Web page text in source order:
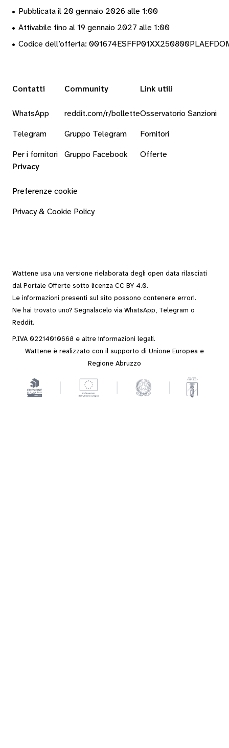
• Pubblicata il 20 gennaio 2026 alle 1:00
• Attivabile fino al 19 gennaio 2027 alle 1:00
• Codice dell’offerta:
Contatti
WhatsApp
Telegram
Per i fornitori
Community
reddit.com/r/bollette
Gruppo Telegram
Gruppo Facebook
Link utili
Osservatorio Sanzioni
Fornitori
Offerte
Privacy
Preferenze cookie
Privacy & Cookie Policy
Wattene usa una versione rielaborata degli open data rilasciati
dal Portale Offerte sotto licenza CC BY 4.0.
Le informazioni presenti sul sito possono contenere errori.
Ne hai trovato uno? Segnalacelo via WhatsApp, Telegram o
Reddit.
P.IVA 02214010668 e altre informazioni legali.
Wattene è realizzato con il supporto di Unione Europea e
Regione Abruzzo